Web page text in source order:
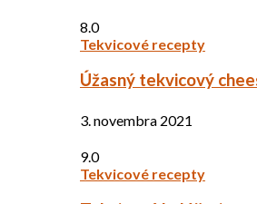
8.0
Tekvicové recepty
Úžasný tekvicový
3. novembra 2021
9.0
Tekvicové recepty